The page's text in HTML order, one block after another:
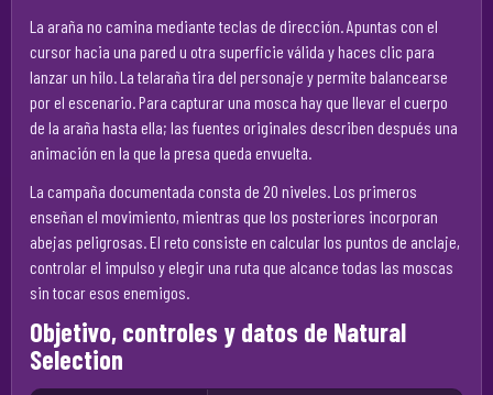
La araña no camina mediante teclas de dirección. Apuntas con el
cursor hacia una pared u otra superficie válida y haces clic para
lanzar un hilo. La telaraña tira del personaje y permite balancearse
por el escenario. Para capturar una mosca hay que llevar el cuerpo
de la araña hasta ella; las fuentes originales describen después una
animación en la que la presa queda envuelta.
La campaña documentada consta de 20 niveles. Los primeros
enseñan el movimiento, mientras que los posteriores incorporan
abejas peligrosas. El reto consiste en calcular los puntos de anclaje,
controlar el impulso y elegir una ruta que alcance todas las moscas
sin tocar esos enemigos.
Objetivo, controles y datos de Natural
Selection